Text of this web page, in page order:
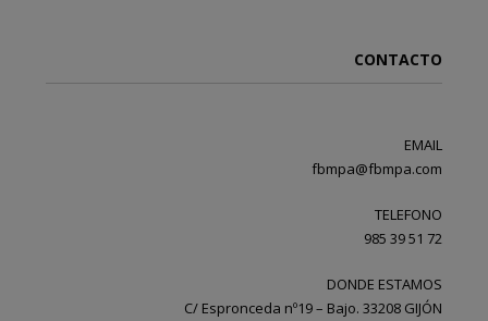
CONTACTO
EMAIL
fbmpa@fbmpa.com
TELEFONO
985 39 51 72
DONDE ESTAMOS
C/ Espronceda nº19 – Bajo. 33208 GIJÓN